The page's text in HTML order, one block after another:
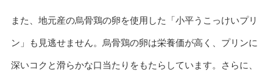
また、地元産の烏骨鶏の卵を使用した「小平うこっけいプリ
ン」も見逃せません。烏骨鶏の卵は栄養価が高く、プリンに
深いコクと滑らかな口当たりをもたらしています。さらに、